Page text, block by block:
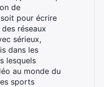
de
pour écrire
réseaux
sérieux,
dans les
lesquels
au monde du
sports